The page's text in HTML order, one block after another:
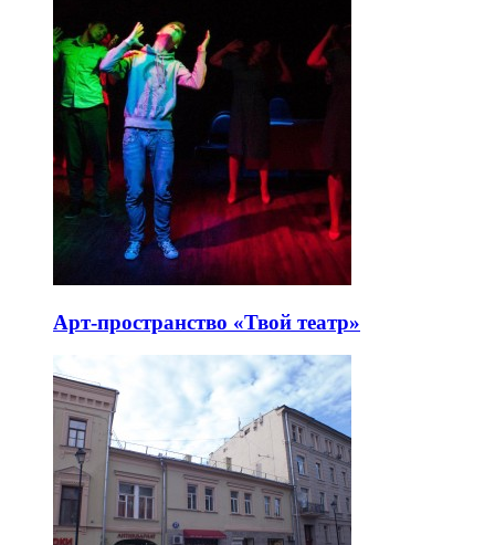
Арт-пространство «Твой театр»